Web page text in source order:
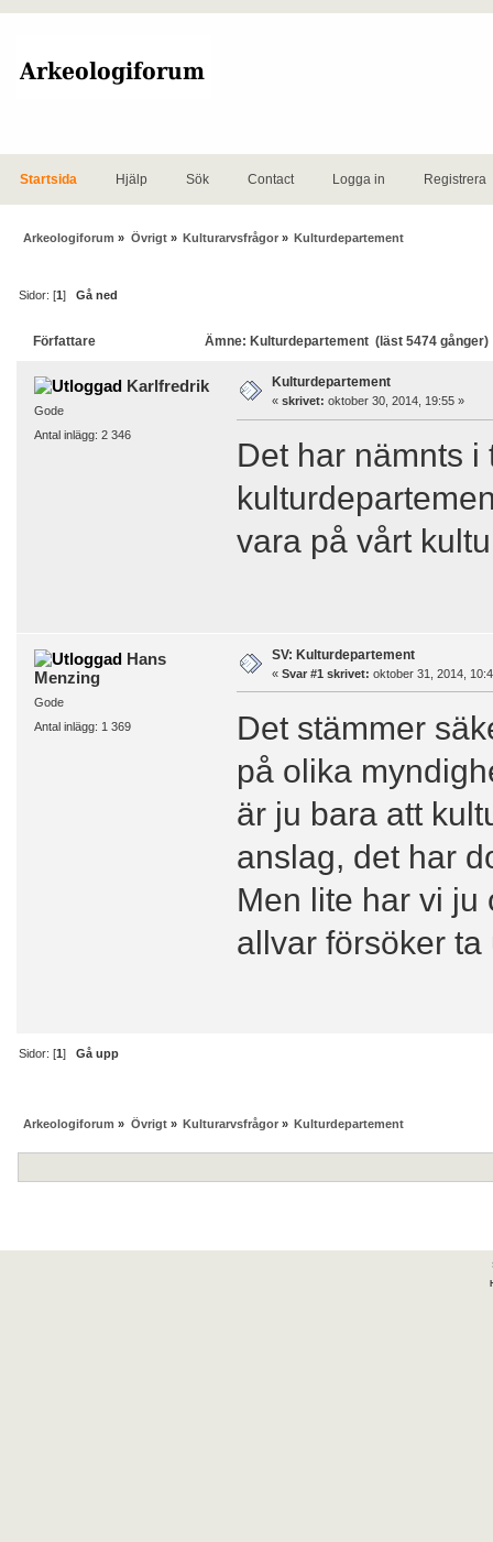
Startsida Hjälp Sök Contact Logga in Registrera
Arkeologiforum » Övrigt» Kulturarvsfrågor» Kulturdepartement
Sidor: [1]Gå ned
Författare Ämne: Kulturdepartement (läst 5474 gånger)
Karlfredrik
Gode
Antal inlägg: 2 346
Kulturdepartement
« skrivet: oktober 30, 2014, 19:55 »
Det har nämnts
vara på vårt
Hans
Menzing
Gode
Antal inlägg: 1 369
SV: Kulturdepartement
« Svar #1 skrivet: oktober 31, 2014,
Det stämmer
på olika
är ju bara att
anslag, det har
Men lite har vi ju
allvar försöker
Sidor: [1]Gå upp
Arkeologiforum » Övrigt» Kulturarvsfrågor» Kulturdepartement